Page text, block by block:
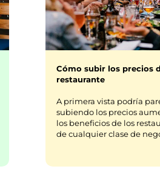
Cómo subir los precios
restaurante
A primera vista podría
subiendo los precios
los beneficios de los
de cualquier clase de